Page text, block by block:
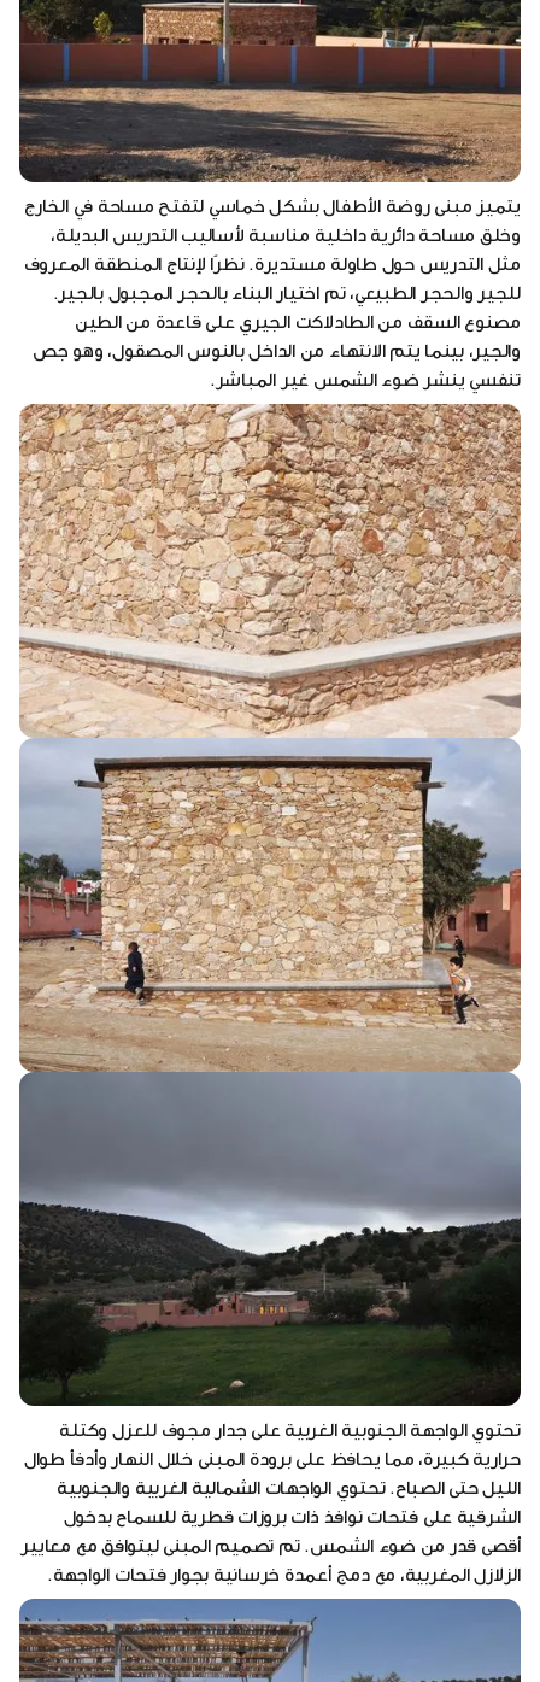
يتميز مبنى روضة الأطفال بشكل خماسي لتفتح مساحة في الخارج
وخلق مساحة دائرية داخلية مناسبة لأساليب التدريس البديلة،
مثل التدريس حول طاولة مستديرة. نظرًا لإنتاج المنطقة المعروف
للجير والحجر الطبيعي، تم اختيار البناء بالحجر المجبول بالجير.
مصنوع السقف من الطادلاكت الجيري على قاعدة من الطين
والجير، بينما يتم الانتهاء من الداخل بالنوس المصقول، وهو جص
تنفسي ينشر ضوء الشمس غير المباشر.
تحتوي الواجهة الجنوبية الغربية على جدار مجوف للعزل وكتلة
حرارية كبيرة، مما يحافظ على برودة المبنى خلال النهار وأدفأ طوال
الليل حتى الصباح. تحتوي الواجهات الشمالية الغربية والجنوبية
الشرقية على فتحات نوافذ ذات بروزات قطرية للسماح بدخول
أقصى قدر من ضوء الشمس. تم تصميم المبنى ليتوافق مع معايير
الزلازل المغربية، مع دمج أعمدة خرسانية بجوار فتحات الواجهة.